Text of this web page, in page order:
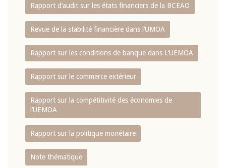
Rapport d‘audit sur les états financiers de la BCEAO
Revue de la stabilité financière dans l‘UMOA
Rapport sur les conditions de banque dans L‘UEMOA
Rapport sur le commerce extérieur
Rapport sur la compétitivité des économies de
l‘UEMOA
Rapport sur la politique monétaire
Note thématique